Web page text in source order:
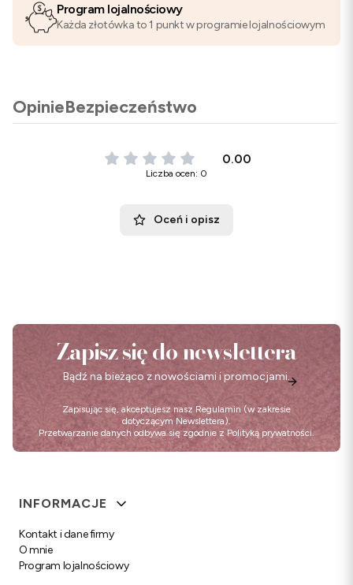
Program lojalnościowy
Każda złotówka to 1 punkt w programie lojalnościowym
OpinieBezpieczeństwo
0.00
Liczba ocen: 0
Oceń i opisz
Zapisz się do newslettera
Bądź na bieżąco z nowościami i promocjami.
Zapisując się, akceptujesz nasz Regulamin (w zakresie
dotyczącym Newslettera).
Przetwarzanie danych odbywa się zgodnie z Polityką prywatności.
Linki w stopce
INFORMACJE
Kontakt i dane firmy
O mnie
Program lojalnościowy